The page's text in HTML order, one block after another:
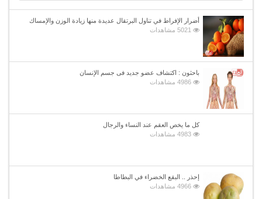
أضرار الإفراط في تناول البرتقال عديدة منها زيادة الوزن والإمساك
5021 مشاهدات
باحثون : اكتشاف عضو جديد فى جسم الإنسان
4986 مشاهدات
كل ما يخص العقم عند النساء والرجال
4983 مشاهدات
إحذر .. البقع الخضراء في البطاطا
4966 مشاهدات